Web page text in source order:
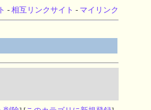
-相互リンクサイト - マイリンク